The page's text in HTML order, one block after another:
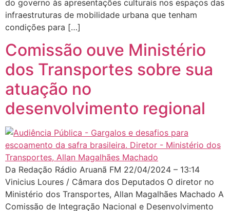
do governo às apresentações culturais nos espaços das
infraestruturas de mobilidade urbana que tenham
condições para […]
Comissão ouve Ministério
dos Transportes sobre sua
atuação no
desenvolvimento regional
Da Redação Rádio Aruanã FM 22/04/2024 – 13:14
Vinicius Loures / Câmara dos Deputados O diretor no
Ministério dos Transportes, Allan Magalhães Machado A
Comissão de Integração Nacional e Desenvolvimento